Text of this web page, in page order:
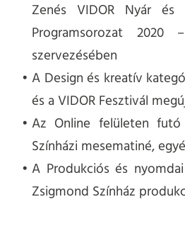
Zenés VIDOR Nyár és
Programsorozat
szervezésében
A Design és kreatív
és a VIDOR Fesztivál
Az Online felületen
Színházi mesematiné,
A Produkciós és
Zsigmond Színház